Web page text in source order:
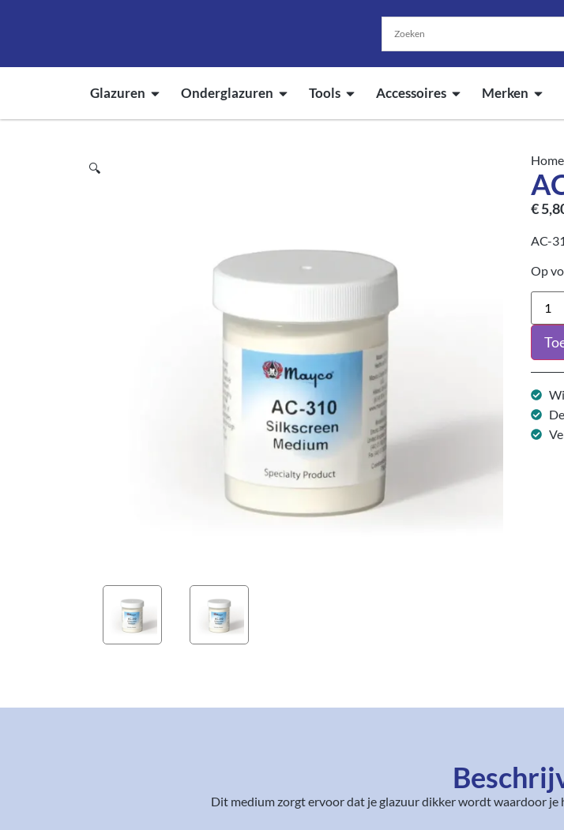
Glazuren Onderglazuren Tools Accessoires Merken
🔍
Home
€
AC-
Op
Dit medium zorgt ervoor dat je glazuur dikker wordt waardoor